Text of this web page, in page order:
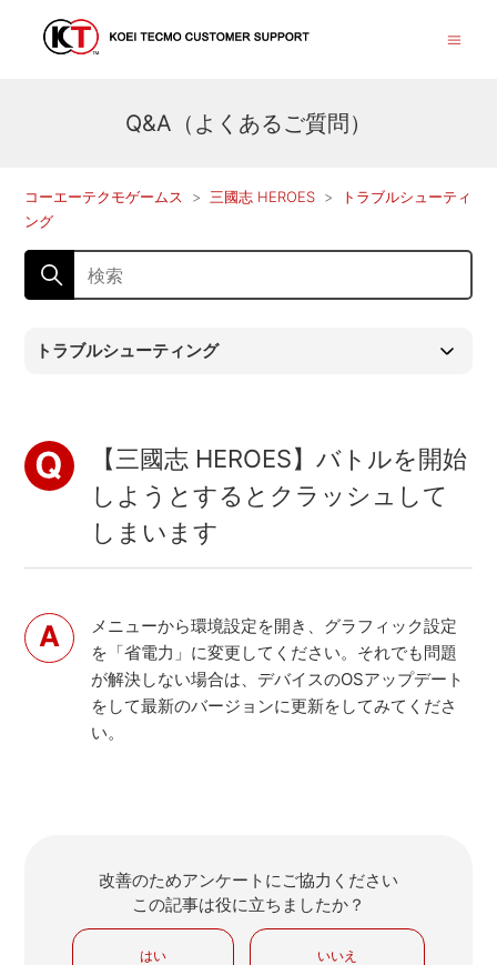
Q&A（よくあるご質問）
コーエーテクモゲームス 三國志 HEROES
トラブルシューティ
ング
トラブルシューティング
【三國志 HEROES】バトルを開始
しようとするとクラッシュして
しまいます
メニューから環境設定を開き、グラフィック設定
を「省電力」に変更してください。それでも問題
が解決しない場合は、デバイスのOSアップデート
をして最新のバージョンに更新をしてみてくださ
い。
改善のためアンケートにご協力ください
この記事は役に立ちましたか？
はい いいえ